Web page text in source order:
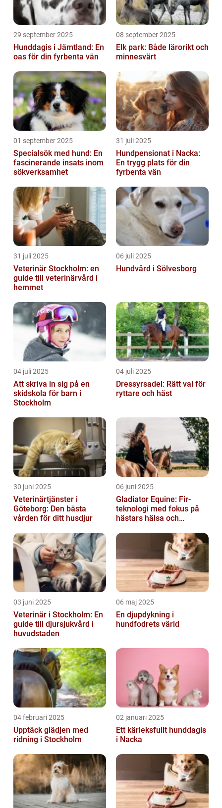
29 september 2025
Hunddagis i Jämtland: En
oas för din fyrbenta vän
08 september 2025
Elk park: Både lärorikt och
minnesvärt
01 september 2025
Specialsök med hund: En
fascinerande insats inom
sökverksamhet
31 juli 2025
Hundpensionat i Nacka:
En trygg plats för din
fyrbenta vän
31 juli 2025
Veterinär Stockholm: en
guide till veterinärvård i
hemmet
06 juli 2025
Hundvård i Sölvesborg
04 juli 2025
Att skriva in sig på en
skidskola för barn i
Stockholm
04 juli 2025
Dressyrsadel: Rätt val för
ryttare och häst
30 juni 2025
Veterinärtjänster i
Göteborg: Den bästa
vården för ditt husdjur
06 juni 2025
Gladiator Equine: Fir-
teknologi med fokus på
hästars hälsa och
03 juni 2025
Veterinär i Stockholm: En
guide till djursjukvård i
huvudstaden
06 maj 2025
En djupdykning i
hundfodrets värld
04 februari 2025
Upptäck glädjen med
ridning i Stockholm
02 januari 2025
Ett kärleksfullt hunddagis
i Nacka